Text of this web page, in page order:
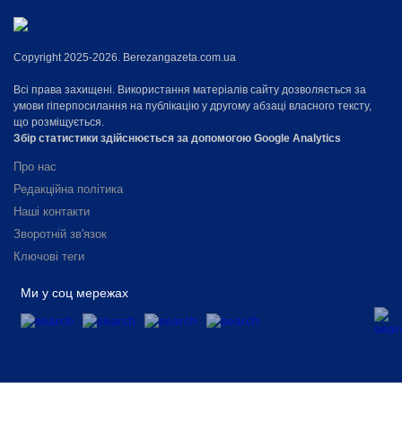
Copyright 2025-2026. Berezangazeta.com.ua
Всі права захищені. Використання матеріалів сайту дозволяється за
умови гіперпосилання на публікацію у другому абзаці власного тексту,
що розміщується.
Збір статистики здійснюється за допомогою Google Analytics
Про нас
Редакційна політика
Наші контакти
Зворотній зв'язок
Ключові теги
Ми у соц мережах